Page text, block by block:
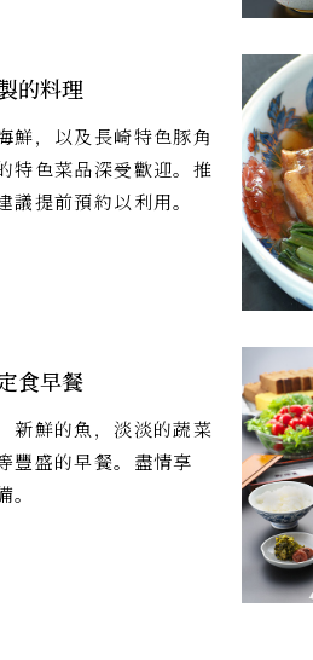
的料理
鮮，以及長崎特色豚角
特色菜品深受歡迎。推
提前預約以利用。
食早餐
新鮮的魚，淡淡的蔬菜
豐盛的早餐。盡情享